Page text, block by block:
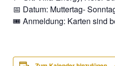
📅 Datum: Muttertag-
🎟 Anmeldung: Karten sind